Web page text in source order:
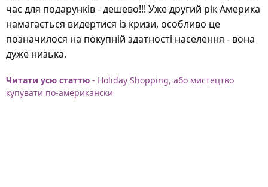
час для подарунків - дешево!!! Уже другий рік Америка
намагається видертися із кризи, особливо це
позначилося на покупній здатності населення - вона
дуже низька.
Читати усю статтю - Holiday Shopping, або мистецтво
купувати по-американски